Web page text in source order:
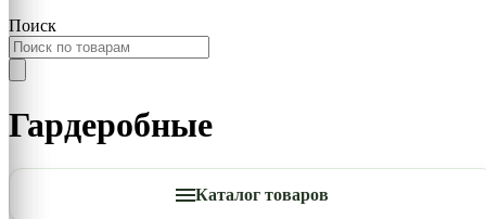
Поиск
Гардеробные
Каталог товаров